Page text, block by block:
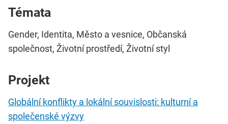
Témata
Gender, Identita, Město a vesnice, Občanská
společnost, Životní prostředí, Životní styl
Projekt
Globální konflikty a lokální souvislosti: kulturní a
společenské výzvy